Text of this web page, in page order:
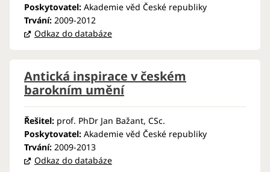
Poskytovatel: Akademie věd České republiky
Trvání: 2009-2012
Odkaz do databáze
Antická inspirace v českém
barokním umění
Řešitel: prof. PhDr Jan Bažant, CSc.
Poskytovatel: Akademie věd České republiky
Trvání: 2009-2013
Odkaz do databáze